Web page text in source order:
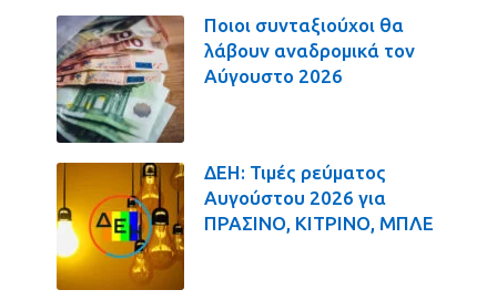
Ποιοι συνταξιούχοι θα
λάβουν αναδρομικά τον
Αύγουστο 2026
ΔΕΗ: Τιμές ρεύματος
Αυγούστου 2026 για
ΠΡΑΣΙΝΟ, ΚΙΤΡΙΝΟ, ΜΠΛΕ